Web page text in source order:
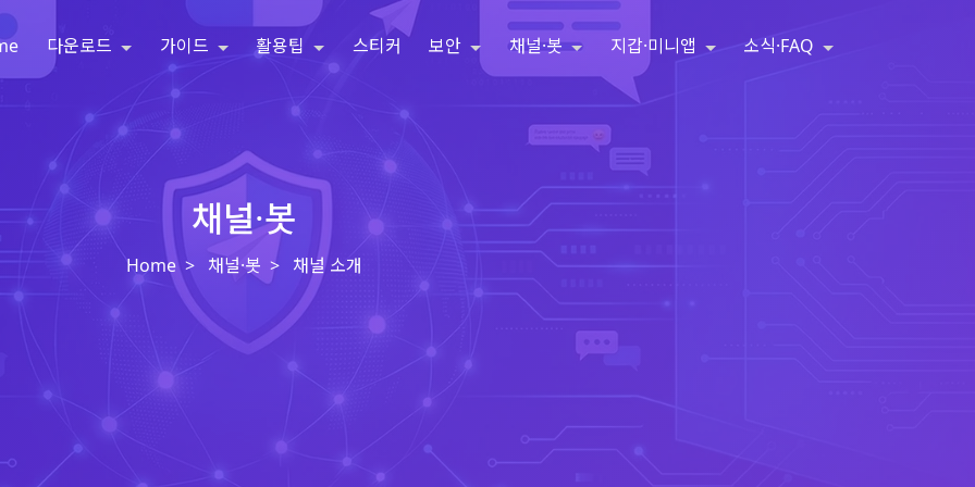
다운로드 가이드 활용팁 스티커 보안 채널·봇 지갑·미니앱 소식·FAQ
채널·봇
Home 채널·봇 채널 소개